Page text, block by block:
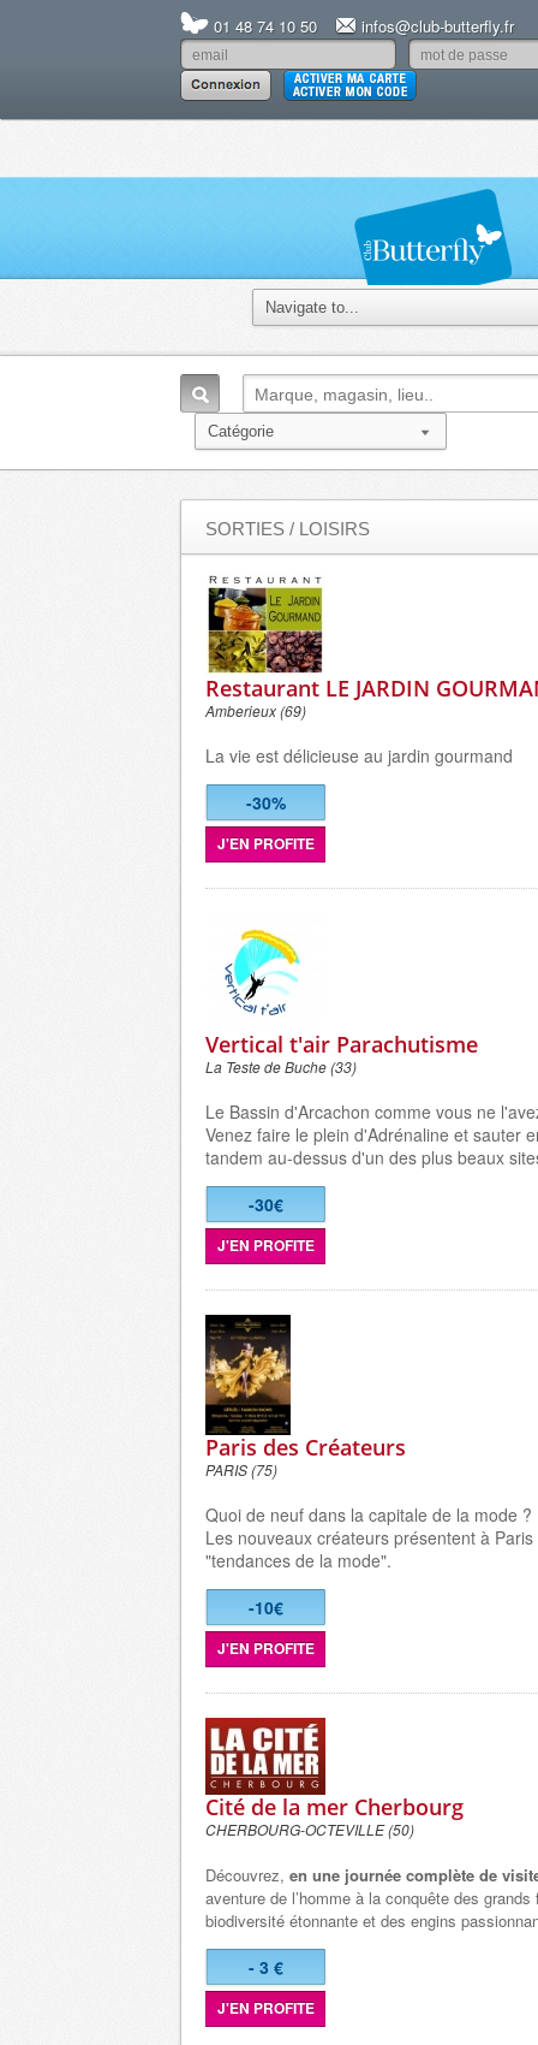
01 48 74 10 50 infos@club-butterfly.fr
SORTIES / LOISIRS
Restaurant LE JARDIN
Amberieux (69)
La vie est délicieuse au jardin gourmand
-30%
J'EN PROFITE
Vertical t'air Parachutisme
La Teste de Buche (33)
Le Bassin d'Arcachon comme vous ne
Venez faire le plein d'Adrénaline et sauter
tandem au-dessus d'un des plus beaux
-30€
J'EN PROFITE
Paris des Créateurs
PARIS (75)
Quoi de neuf dans la capitale de la mode ?
Les nouveaux créateurs présentent à
"tendances de la mode".
-10€
J'EN PROFITE
Cité de la mer Cherbourg
CHERBOURG-OCTEVILLE (50)
Découvrez, en une journée complète de
aventure de l’homme à la conquête des grands
biodiversité étonnante et des engins
- 3 €
J'EN PROFITE